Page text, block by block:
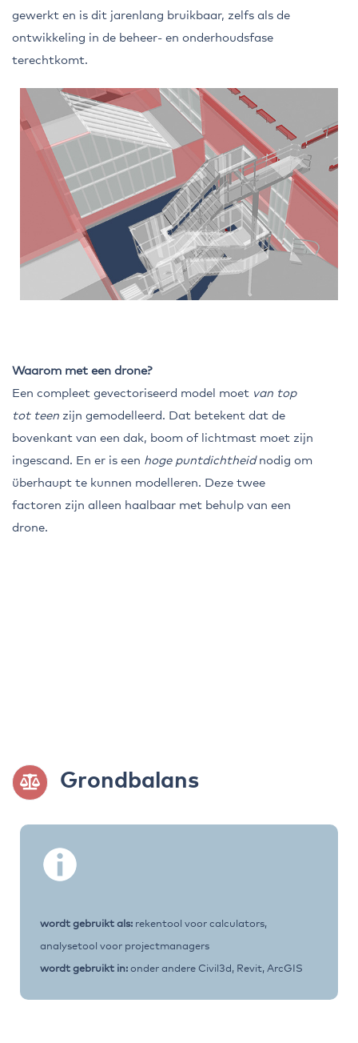
gewerkt en is dit jarenlang bruikbaar, zelfs als de
ontwikkeling in de beheer- en onderhoudsfase
terechtkomt.
Waarom met een drone?
Een compleet gevectoriseerd model moet van top
tot teen zijn gemodelleerd. Dat betekent dat de
bovenkant van een dak, boom of lichtmast moet zijn
ingescand. En er is een hoge puntdichtheidnodig om
überhaupt te kunnen modelleren. Deze twee
factoren zijn alleen haalbaar met behulp van een
drone.
Grondbalans
wordt gebruikt als: rekentool voor calculators,
analysetool voor projectmanagers
wordt gebruikt in: onder andere Civil3d, Revit, ArcGIS